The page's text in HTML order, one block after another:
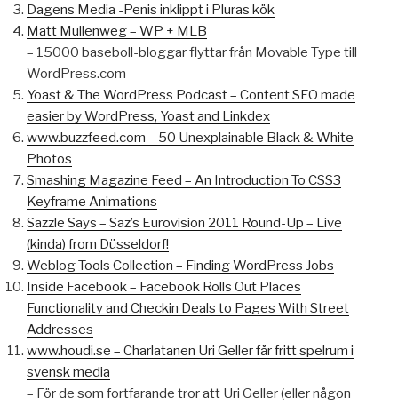
Dagens Media -Penis inklippt i Pluras kök
Matt Mullenweg – WP + MLB
– 15000 baseboll-bloggar flyttar från Movable Type till
WordPress.com
Yoast & The WordPress Podcast – Content SEO made
easier by WordPress, Yoast and Linkdex
www.buzzfeed.com – 50 Unexplainable Black & White
Photos
Smashing Magazine Feed – An Introduction To CSS3
Keyframe Animations
Sazzle Says – Saz’s Eurovision 2011 Round-Up – Live
(kinda) from Düsseldorf!
Weblog Tools Collection – Finding WordPress Jobs
Inside Facebook – Facebook Rolls Out Places
Functionality and Checkin Deals to Pages With Street
Addresses
www.houdi.se – Charlatanen Uri Geller får fritt spelrum i
svensk media
– För de som fortfarande tror att Uri Geller (eller någon